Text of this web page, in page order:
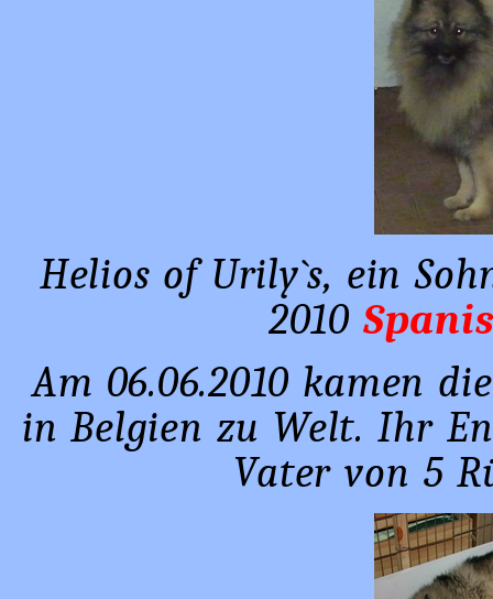
Helios of Urily`s, ein
2010
Am 06.06.2010 kamen
in Belgien zu Welt. Ihr
Vater von 5